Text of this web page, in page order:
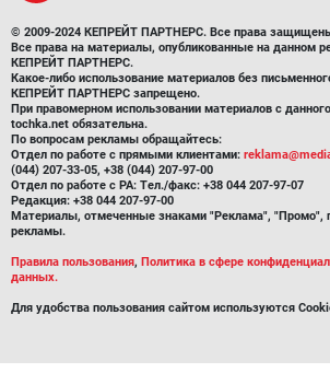
© 2009-2024 КЕПРЕЙТ ПАРТНЕРС. Все права
Все права на материалы, опубликованные на данном
КЕПРЕЙТ ПАРТНЕРС.
Какое-либо использование материалов без
КЕПРЕЙТ ПАРТНЕРС запрещено.
При правомерном использовании материалов с
tochka.net обязательна.
По вопросам рекламы обращайтесь:
Отдел по работе с прямыми клиентами:
(044) 207-33-05, +38 (044) 207-97-00
Отдел по работе с РА: Тел./факс: +38 044 207-97-07
Редакция: +38 044 207-97-00
Материалы, отмеченные знаками "Реклама", "Промо",
рекламы.
Правила пользования, Политика в сфере
данных.
Для удобства пользования сайтом используются